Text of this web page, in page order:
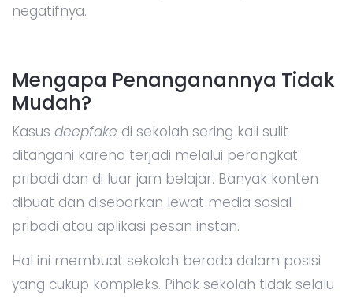
negatifnya.
Mengapa Penanganannya Tidak
Mudah?
Kasus deepfake di sekolah sering kali sulit
ditangani karena terjadi melalui perangkat
pribadi dan di luar jam belajar. Banyak konten
dibuat dan disebarkan lewat media sosial
pribadi atau aplikasi pesan instan.
Hal ini membuat sekolah berada dalam posisi
yang cukup kompleks. Pihak sekolah tidak selalu